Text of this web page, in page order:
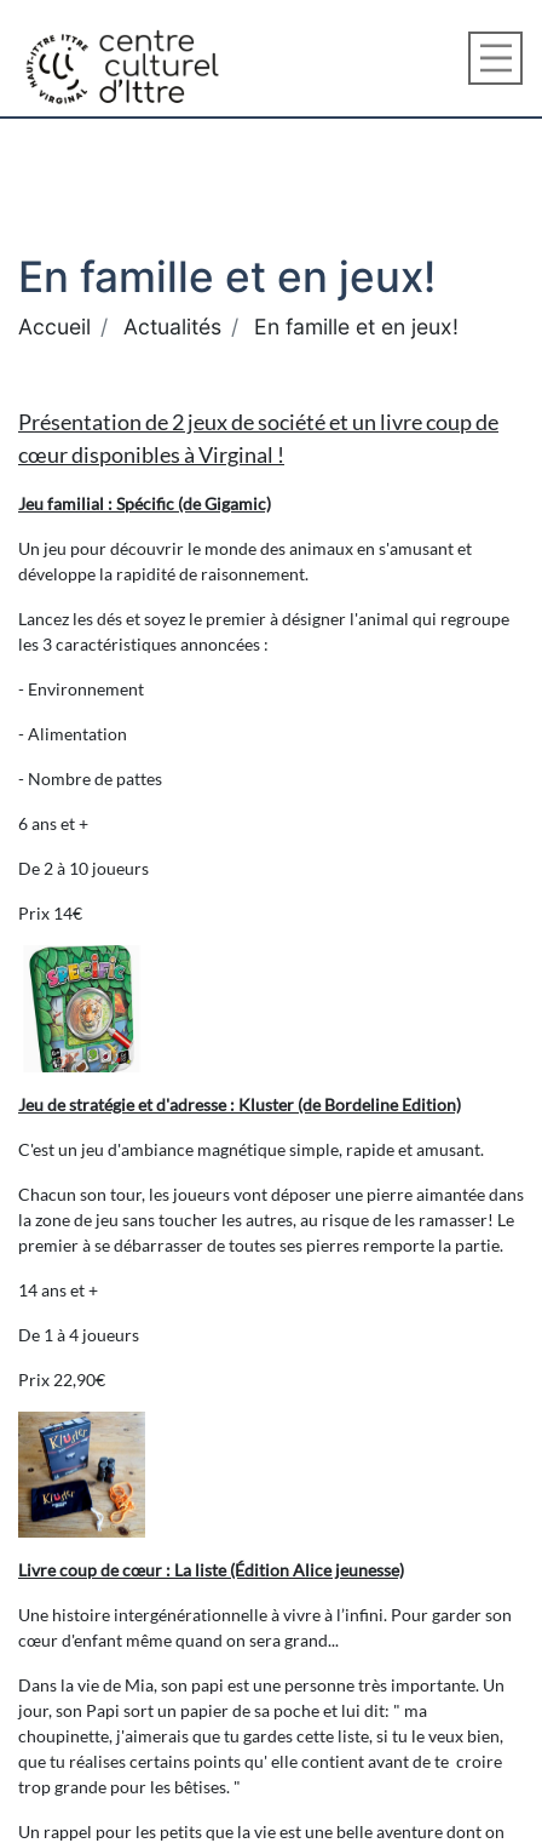
En famille et en jeux!
Accueil Actualités En famille et en jeux!
Présentation de 2 jeux de société et un livre coup de
cœur disponibles à Virginal !
Jeu familial : Spécific (de Gigamic)
Un jeu pour découvrir le monde des animaux en s'amusant et
développe la rapidité de raisonnement.
Lancez les dés et soyez le premier à désigner l'animal qui regroupe
les 3 caractéristiques annoncées :
- Environnement
- Alimentation
- Nombre de pattes
6 ans et +
De 2 à 10 joueurs
Prix 14€
Jeu de stratégie et d'adresse : Kluster (de Bordeline Edition)
C'est un jeu d'ambiance magnétique simple, rapide et amusant.
Chacun son tour, les joueurs vont déposer une pierre aimantée dans
la zone de jeu sans toucher les autres, au risque de les ramasser! Le
premier à se débarrasser de toutes ses pierres remporte la partie.
14 ans et +
De 1 à 4 joueurs
Prix 22,90€
Livre coup de cœur : La liste (Édition Alice jeunesse)
Une histoire intergénérationnelle à vivre à l’infini. Pour garder son
cœur d'enfant même quand on sera grand...
Dans la vie de Mia, son papi est une personne très importante. Un
jour, son Papi sort un papier de sa poche et lui dit: " ma
choupinette, j'aimerais que tu gardes cette liste, si tu le veux bien,
que tu réalises certains points qu' elle contient avant de te croire
trop grande pour les bêtises. "
Un rappel pour les petits que la vie est une belle aventure dont on